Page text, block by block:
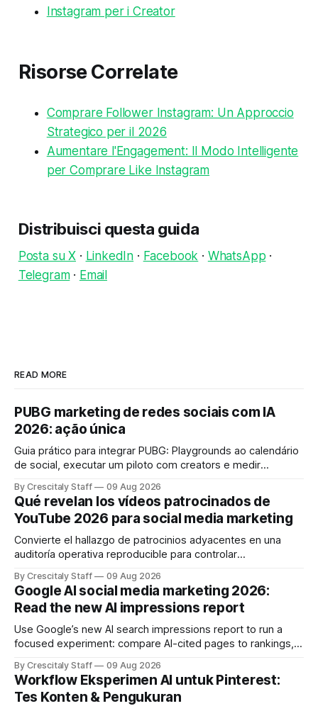
Instagram per i Creator
Risorse Correlate
Comprare Follower Instagram: Un Approccio
Strategico per il 2026
Aumentare l'Engagement: Il Modo Intelligente
per Comprare Like Instagram
Distribuisci questa guida
Posta su X · LinkedIn · Facebook · WhatsApp ·
Telegram· Email
READ MORE
PUBG marketing de redes sociais com IA
2026: ação única
Guia prático para integrar PUBG: Playgrounds ao calendário
de social, executar um piloto com creators e medir
By Crescitaly Staff 09 Aug 2026
Qué revelan los vídeos patrocinados de
YouTube 2026 para social media marketing
Convierte el hallazgo de patrocinios adyacentes en una
auditoría operativa reproducible para controlar
marketing
By Crescitaly Staff 09 Aug 2026
Google AI social media marketing 2026:
Read the new AI impressions report
Use Google’s new AI search impressions report to run a
focused experiment: compare AI-cited pages to rankings,
By Crescitaly Staff 09 Aug 2026
Workflow Eksperimen AI untuk Pinterest:
Tes Konten & Pengukuran